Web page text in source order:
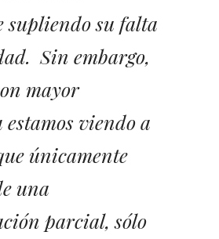
supliendo su falta
Sin embargo,
mayor
viendo a
únicamente
una
parcial, sólo